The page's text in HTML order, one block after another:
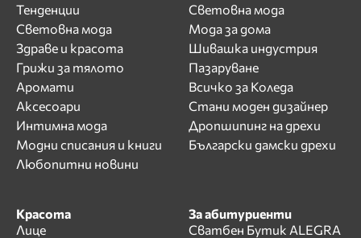
Тенденции
Световна мода
Здраве и красота
Грижи за тялото
Аромати
Аксесоари
Интимна мода
Модни списания и книги
Любопитни новини
Световна мода
Мода за дома
Шивашка индустрия
Пазаруване
Всичко за Коледа
Стани моден дизайнер
Дропшипинг на дрехи
Български дамски дрехи
Красота
Лице
За абитуриенти
Сватбен Бутик ALEGRA